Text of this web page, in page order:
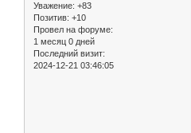
Уважение: +83
Позитив: +10
Провел на форуме:
1 месяц 0 дней
Последний визит:
2024-12-21 03:46:05